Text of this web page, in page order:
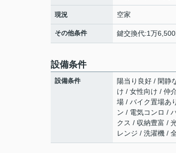
現況 空家
その他条件 鍵交換代:1万
設備条件
設備条件
陽当り良好 / 閑静
け / 女性向け / 仲
場 / バイク置場あ
ン / 電気コンロ /
クス / 収納豊富 /
レンジ / 洗濯機 /